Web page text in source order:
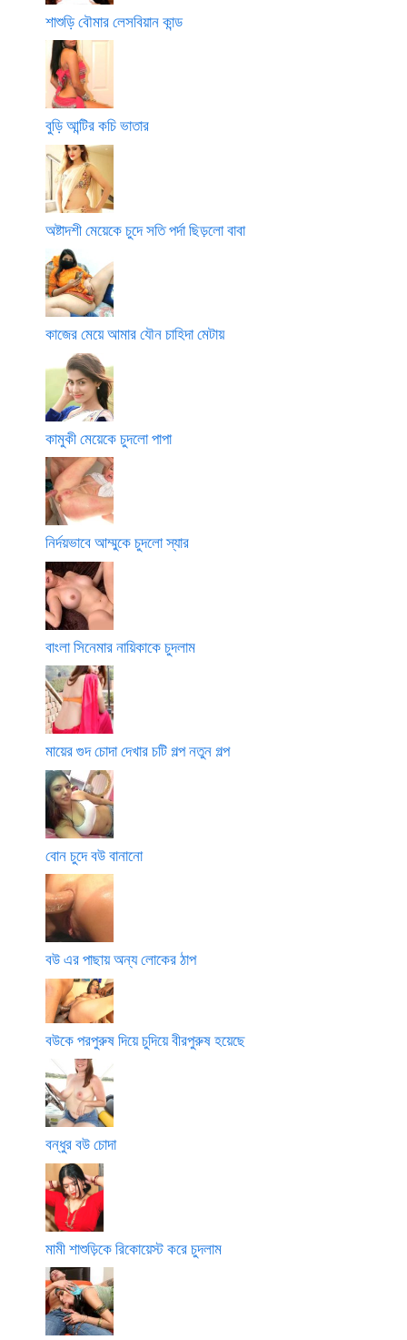
শাশুড়ি বৌমার লেসবিয়ান কান্ড
বুড়ি আন্টির কচি ভাতার
অষ্টাদশী মেয়েকে চুদে সতি পর্দা ছিড়লো বাবা
কাজের মেয়ে আমার যৌন চাহিদা মেটায়
কামুকী মেয়েকে চুদলো পাপা
নির্দয়ভাবে আম্মুকে চুদলো স্যার
বাংলা সিনেমার নায়িকাকে চুদলাম
মায়ের গুদ চোদা দেখার চটি গল্প নতুন গল্প
বোন চুদে বউ বানানো
বউ এর পাছায় অন্য লোকের ঠাপ
বউকে পরপুরুষ দিয়ে চুদিয়ে বীরপুরুষ হয়েছে
বন্ধুর বউ চোদা
মামী শাশুড়িকে রিকোয়েস্ট করে চুদলাম